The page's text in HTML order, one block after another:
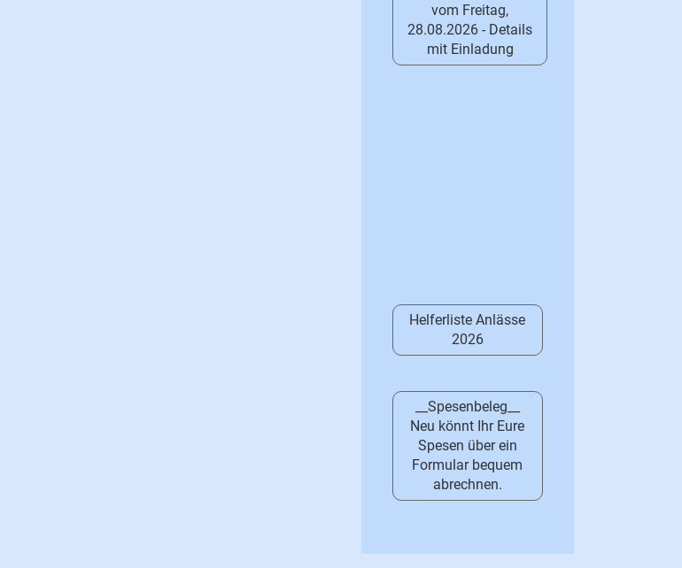
vom Freitag,
28.08.2026 - Details
mit Einladung
Helferliste Anlässe
2026
__Spesenbeleg__
Neu könnt Ihr Eure
Spesen über ein
Formular bequem
abrechnen.